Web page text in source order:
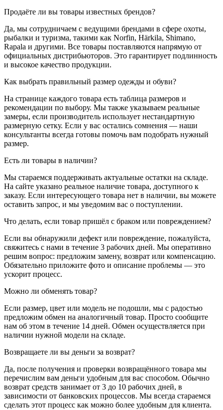
Продаёте ли вы товары известных брендов?
Да, мы сотрудничаем с ведущими брендами в сфере охоты,
рыбалки и туризма, такими как Norfin, Härkila, Shimano,
Rapala и другими. Все товары поставляются напрямую от
официальных дистрибьюторов. Это гарантирует подлинность
и высокое качество продукции.
Как выбрать правильный размер одежды и обуви?
На странице каждого товара есть таблица размеров и
рекомендации по выбору. Мы также указываем реальные
замеры, если производитель использует нестандартную
размерную сетку. Если у вас остались сомнения — наши
консультанты всегда готовы помочь вам подобрать нужный
размер.
Есть ли товары в наличии?
Мы стараемся поддерживать актуальные остатки на складе.
На сайте указано реальное наличие товара, доступного к
заказу. Если интересующего товара нет в наличии, вы можете
оставить запрос, и мы уведомим вас о поступлении.
Что делать, если товар пришёл с браком или повреждением?
Если вы обнаружили дефект или повреждение, пожалуйста,
свяжитесь с нами в течение 3 рабочих дней. Мы оперативно
решим вопрос: предложим замену, возврат или компенсацию.
Обязательно приложите фото и описание проблемы — это
ускорит процесс.
Можно ли обменять товар?
Если размер, цвет или модель не подошли, мы с радостью
предложим обмен на аналогичный товар. Просто сообщите
нам об этом в течение 14 дней. Обмен осуществляется при
наличии нужной модели на складе.
Возвращаете ли вы деньги за возврат?
Да, после получения и проверки возвращённого товара мы
перечислим вам деньги удобным для вас способом. Обычно
возврат средств занимает от 3 до 10 рабочих дней, в
зависимости от банковских процессов. Мы всегда стараемся
сделать этот процесс как можно более удобным для клиента.